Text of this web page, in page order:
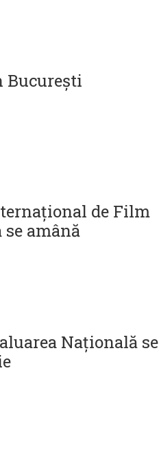
București
de Film
amână
Națională se